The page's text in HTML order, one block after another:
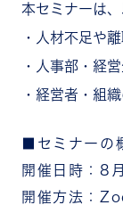
本セミナーは、
・人材不足や
・人事部・経
・経営者・組
■セミナーの
開催日時：8
開催方法：